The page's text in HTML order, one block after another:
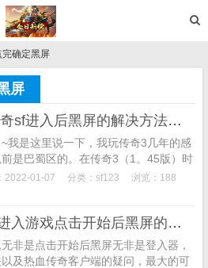
确定黑屏
屏
跪求传奇sf进入后黑屏的解决方法小弟自己做 手机爱问
~我是这里说一下，我玩传奇3几年的感
是巴蜀区的。在传奇3（1。45版）时
传奇3给了我一个美好。辉煌的日
已经是过去是回忆。我在改3G后就没
2022-01-07 分类： sf123
浏览：188
传奇sf进入游戏点击开始后黑屏的解决方法
非是点击开始后黑屏无非是登入器，
及热血传奇客户端的疑问，最大的可